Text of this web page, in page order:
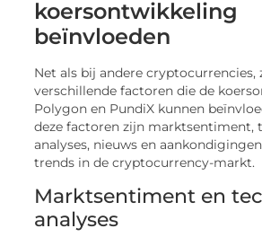
koersontwikkeling
beïnvloeden
Net als bij andere cryptocurrencies,
verschillende factoren die de
Polygon en PundiX kunnen
deze factoren zijn marktsentiment,
analyses, nieuws en
trends in de cryptocurrency-markt.
Marktsentiment en
analyses